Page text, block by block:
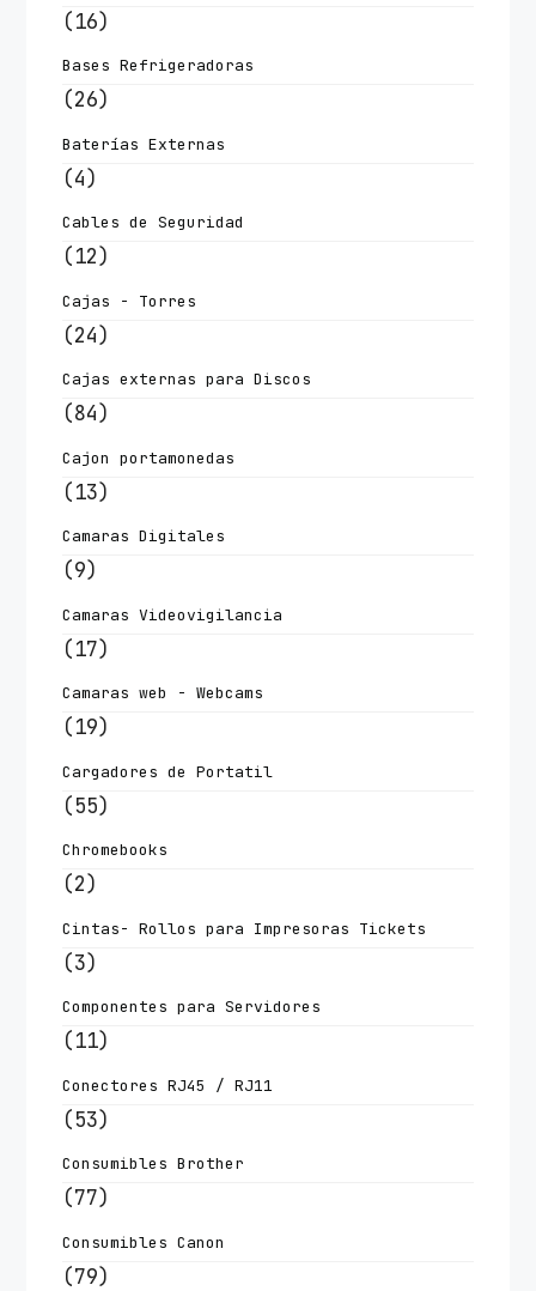
(16)
Bases Refrigeradoras
(26)
Baterías Externas
(4)
Cables de Seguridad
(12)
Cajas - Torres
(24)
Cajas externas para Discos
(84)
Cajon portamonedas
(13)
Camaras Digitales
(9)
Camaras Videovigilancia
(17)
Camaras web - Webcams
(19)
Cargadores de Portatil
(55)
Chromebooks
(2)
Cintas- Rollos para Impresoras Tickets
(3)
Componentes para Servidores
(11)
Conectores RJ45 / RJ11
(53)
Consumibles Brother
(77)
Consumibles Canon
(79)